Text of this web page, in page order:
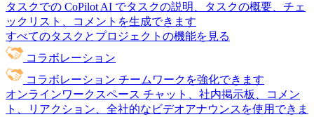
タスクでの CoPilot AI でタスクの説明、タスクの概要、チェ
ックリスト、コメントを生成できます
すべてのタスクとプロジェクトの機能を見る
コラボレーション
コラボレーション チームワークを強化できます
オンラインワークスペース チャット、社内掲示板、コメン
ト、リアクション、全社的なビデオアナウンスを使用できま